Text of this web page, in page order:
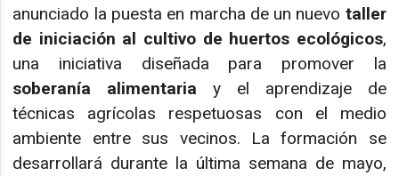
anunciado la puesta en marcha de un nuevo taller
de iniciación al cultivo de huertos ecológicos,
una iniciativa diseñada para promover la
soberanía alimentaria y el aprendizaje de
técnicas agrícolas respetuosas con el medio
ambiente entre sus vecinos. La formación se
desarrollará durante la última semana de mayo,